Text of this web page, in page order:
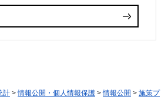
計 >情報公開・個人情報保護 >情報公開 > 施策プ